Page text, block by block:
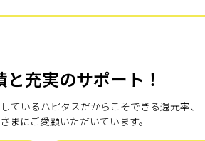
充実のサポート！
ているハピタスだからこそできる還元率、
まにご愛顧いただいています。